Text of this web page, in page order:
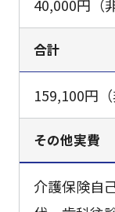
40,000円（
合計
159,100円（
その他実費
介護保険自